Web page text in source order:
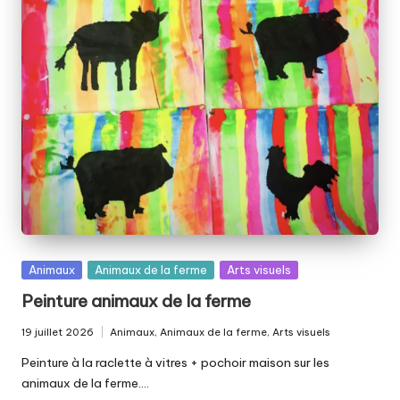
Posted
Animaux Animaux de la ferme Arts visuels
Peinture animaux de la ferme
19 juillet 2026
Posted
in
Animaux,Animaux de la ferme,Arts visuels
Peinture à la raclette à vitres + pochoir maison sur les
animaux de la ferme.…